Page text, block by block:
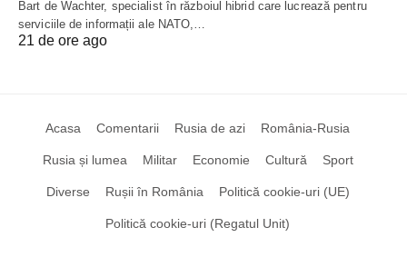
Bart de Wachter, specialist în războiul hibrid care lucrează pentru
serviciile de informații ale NATO,…
21 de ore ago
Acasa Comentarii Rusia de azi România-Rusia
Rusia și lumea Militar Economie Cultură Sport
Diverse Rușii în România Politică cookie-uri (UE)
Politică cookie-uri (Regatul Unit)